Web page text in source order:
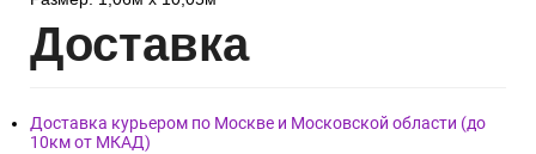
Доставка
Доставка курьером по Москве и Московской области (до
10км от МКАД)